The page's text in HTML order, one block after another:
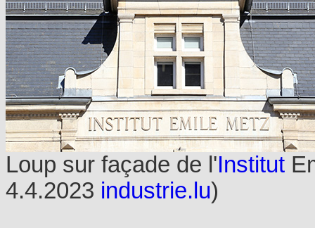
Loup sur façade de l'Institut
4.4.2023 industrie.lu)